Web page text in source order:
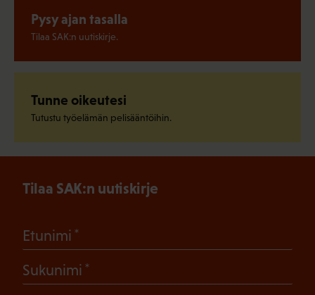
Pysy ajan tasalla
Tilaa SAK:n uutiskirje.
Tunne oikeutesi
Tutustu työelämän pelisääntöihin.
Tilaa SAK:n uutiskirje
Etunimi
Sukunimi